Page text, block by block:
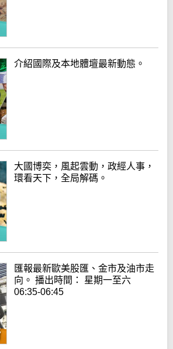
介紹國際及本地體壇最新動態。
大國博奕，風起雲動，政經人事，
環看天下，全局解碼。
匯報最新歐美股匯、金市及油市走
向。 播出時間： 星期一至六
06:35-06:45